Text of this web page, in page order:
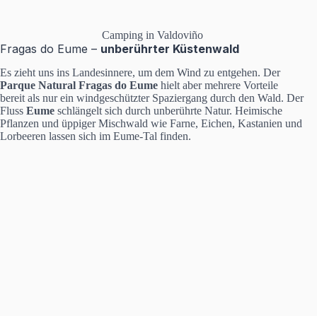
Camping in Valdoviño
Fragas do Eume – unberührter Küstenwald
Es zieht uns ins Landesinnere, um dem Wind zu entgehen. Der
Parque Natural Fragas do Eume hielt aber mehrere Vorteile
bereit als nur ein windgeschützter Spaziergang durch den Wald. Der
Fluss Eume schlängelt sich durch unberührte Natur. Heimische
Pflanzen und üppiger Mischwald wie Farne, Eichen, Kastanien und
Lorbeeren lassen sich im Eume-Tal finden.